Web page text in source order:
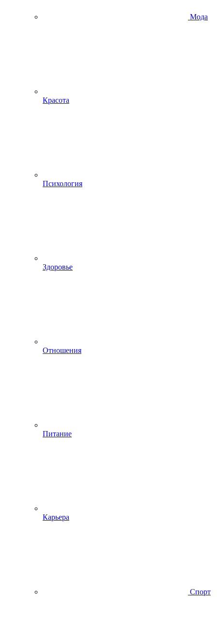
Мода
Красота
Психология
Здоровье
Отношения
Питание
Карьера
Спорт